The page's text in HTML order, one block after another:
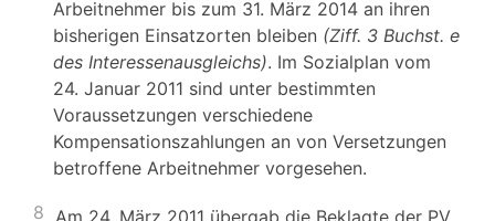
Arbeitnehmer bis zum 31. März 2014 an ihren
bisherigen Einsatzorten bleiben (Ziff. 3 Buchst. e
des Interessenausgleichs). Im Sozialplan vom
24. Januar 2011 sind unter bestimmten
Voraussetzungen verschiedene
Kompensationszahlungen an von Versetzungen
betroffene Arbeitnehmer vorgesehen.
8 Am 24. März 2011 übergab die Beklagte der PV